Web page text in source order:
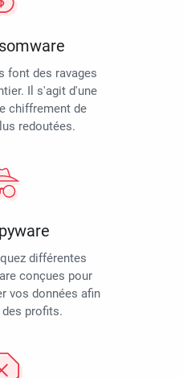
font des ravages
Il s'agit d'une
chiffrement de
redoutées.
différentes
conçues pour
vos données afin
des profits.